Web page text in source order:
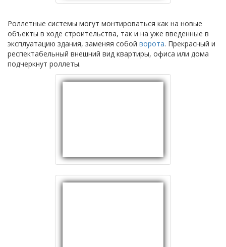
Роллетные системы могут монтироваться как на новые
объекты в ходе строительства, так и на уже введенные в
эксплуатацию здания, заменяя собой ворота. Прекрасный и
респектабельный внешний вид квартиры, офиса или дома
подчеркнут роллеты.